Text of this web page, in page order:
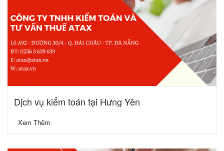
Dịch vụ kiểm toán tại Hưng Yên
Xem Thêm